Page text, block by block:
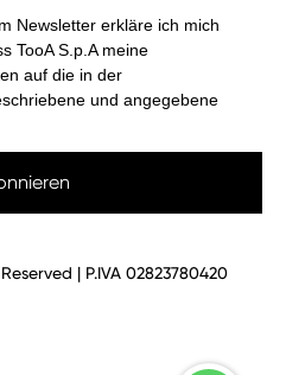
Newsletter erkläre ich mich
TooA S.p.A meine
auf die in der
und angegebene
| P.IVA 02823780420